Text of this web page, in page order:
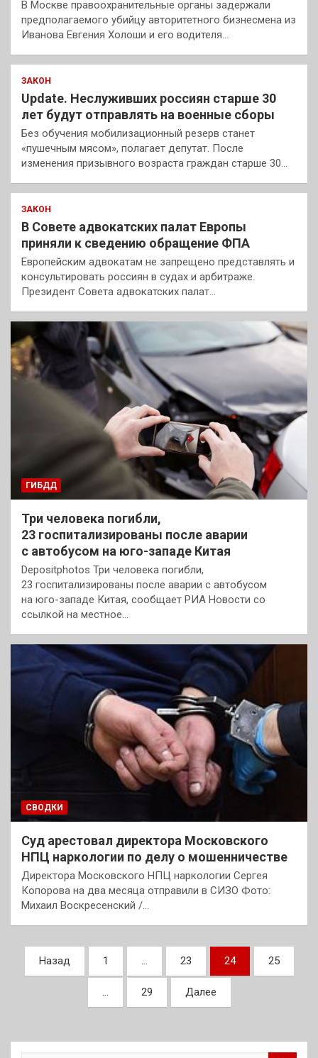
В Москве правоохранительные органы задержали
предполагаемого убийцу авторитетного бизнесмена из
Иванова Евгения Холоши и его водителя…
ЗАКОН
Update. Неслуживших россиян старше 30
лет будут отправлять на военные сборы
Без обучения мобилизационный резерв станет
«пушечным мясом», полагает депутат. После
изменения призывного возраста граждан старше 30…
ЗАКОН
В Совете адвокатских палат Европы
приняли к сведению обращение ФПА
Европейским адвокатам не запрещено представлять и
консультировать россиян в судах и арбитраже.
Президент Совета адвокатских палат…
ГИБДД
Три человека погибли,
23 госпитализированы после аварии
с автобусом на юго-западе Китая
Depositphotos Три человека погибли,
23 госпитализированы после аварии с автобусом
на юго-западе Китая, сообщает РИА Новости со
ссылкой на местное…
СВОДКИ
Суд арестовал директора Московского
НПЦ наркологии по делу о мошенничестве
Директора Московского НПЦ наркологии Сергея
Копорова на два месяца отправили в СИЗО Фото:
Михаил Воскресенский /…
Пагинация
записей
Назад 1 … 23 24 25
… 29 Далее